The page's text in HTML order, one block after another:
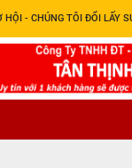
HỘI - CHÚNG TÔI ĐỔI LẤY